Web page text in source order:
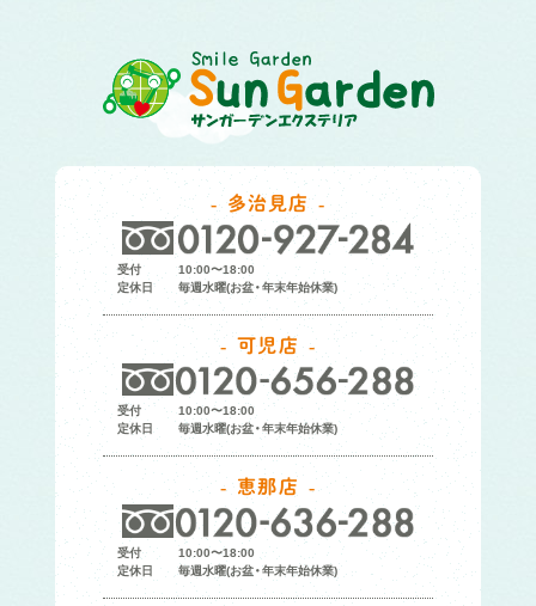
多治見店
受付
10:00〜18:00
定休日
毎週水曜(お盆・年末年始休業)
可児店
受付
10:00〜18:00
定休日
毎週水曜(お盆・年末年始休業)
恵那店
受付
10:00〜18:00
定休日
毎週水曜(お盆・年末年始休業)